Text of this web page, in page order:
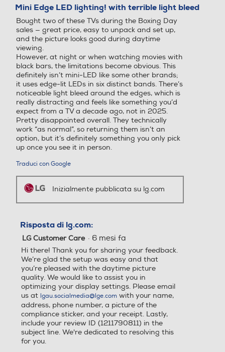
Lettore Blu Ray
Picture in Picture (PIP)
Hotel Mode
Airplay
Altre funzioni
Y
Sistema operativo TV
Descrizione Sitema Operativo
25
Altre caratteristiche
Edge-LED
Common Interface
Numero casse Numero casse
Sistema audio
Stereo
Sistema audio
Subwoofer Subwoofer
Soundbar
Decoder Virtual Dolby
Virtual Dolby digitale
Decoder Virtual Dolby
Audio Surround Audio Surround
Sintonizzatore DVB-T
5
stelle.
Mini Edge LED lighting! with terrible light bleed
Bought two of these TVs during the Boxing Day
sales — great price, easy to unpack and set up,
and the picture looks good during daytime
viewing.
However, at night or when watching movies with
black bars, the limitations become obvious. This
definitely isn’t mini‑LED like some other brands;
it uses edge‑lit LEDs in six distinct bands. There’s
noticeable light bleed around the edges, which is
really distracting and feels like something you’d
expect from a TV a decade ago, not in 2025.
Pretty disappointed overall. They technically
work “as normal”, so returning them isn’t an
option, but it’s definitely something you only pick
up once you see it in person.
Traduci con Google
Inizialmente pubblicata su lg.com
Risposta di lg.com:
LG Customer Care · 6 mesi fa
Hi there! Thank you for sharing your feedback.
We’re glad the setup was easy and that
you’re pleased with the daytime picture
quality. We would like to assist you in
optimizing your display settings. Please email
us at lgau.socialmedia@lge.com with your name,
address, phone number, a picture of the
compliance sticker, and your receipt. Lastly,
include your review ID (1211790811) in the
subject line. We're dedicated to resolving this
for you.